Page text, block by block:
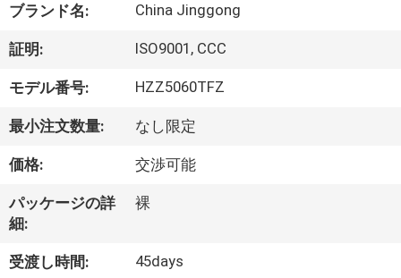
ク
ト
私
達
つ
い
ブランド名: China Jinggong
証明: ISO9001, CCC
モデル番号: HZZ5060TFZ
最小注文数量: なし限定
価格: 交渉可能
パッケージの詳
細:
裸
受渡し時間: 45days